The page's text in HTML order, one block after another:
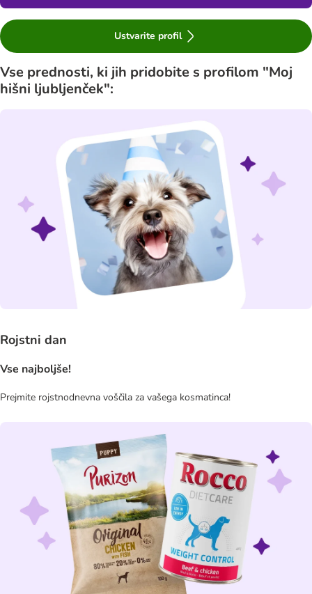
Ustvarite profil
Vse prednosti, ki jih pridobite s profilom "Moj
hišni ljubljenček":
Rojstni dan
Vse najboljše!
Prejmite rojstnodnevna voščila za vašega kosmatinca!